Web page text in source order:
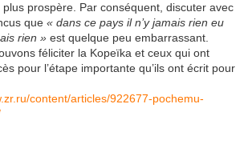
prospère. Par conséquent, discuter avec
que « dans ce pays il n’y jamais rien eu
rien » est quelque peu embarrassant.
féliciter la Kopeïka et ceux qui ont
pour l’étape importante qu’ils ont écrit pour
content/articles/922677-pochemu-